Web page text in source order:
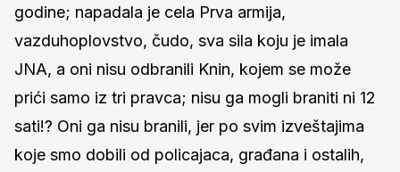
godine; napadala je cela Prva armija,
vazduhoplovstvo, čudo, sva sila koju je imala
JNA, a oni nisu odbranili Knin, kojem se može
prići samo iz tri pravca; nisu ga mogli braniti ni 12
sati!? Oni ga nisu branili, jer po svim izveštajima
koje smo dobili od policajaca, građana i ostalih,